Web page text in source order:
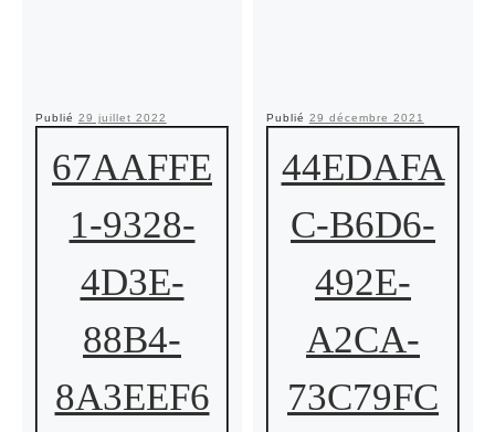
Publié 29 juillet 2022
67AAFFE
1-9328-
4D3E-
88B4-
8A3EEF6
Publié 29 décembre 2021
44EDAFA
C-B6D6-
492E-
A2CA-
73C79FC